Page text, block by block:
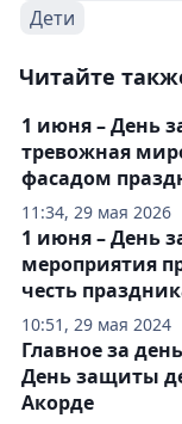
Дети
Читайте
11:34, 29 мая 2026
1 июня – День
тревожная
фасадом
10:51, 29 мая 2024
1 июня – День
мероприятия
честь
Главное за
День защиты
Акорде